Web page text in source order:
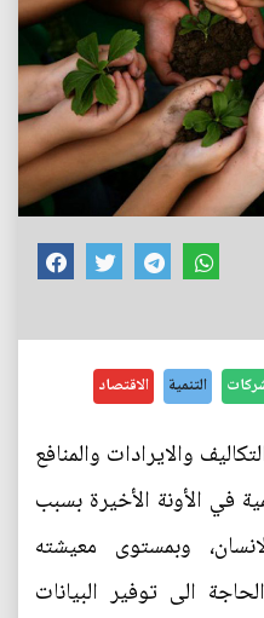
التنمية الاقتصاد
والايرادات والمنافع
في الأونة الأخيرة بسبب
وبمستوى معيشته
الى توفير البيانات